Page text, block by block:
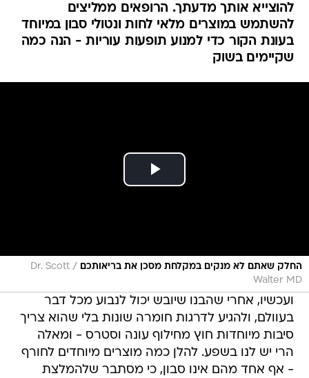
להוצייא אותך מדעתך. הרופאים ממליצים
להשתמש במוצרים מלאי לחות ונטולי סבון במיוחד
בעונת הקור כדי למנוע תופעות עוריות - הנה כמה
שקיימים בשוק
החלק שאתם לא מנקים במקלחת מסכן את בריאותכם /
Dr. Scott
Walter MD
ועכשיו, אחרי שהבנו שיובש יכול לנבוע מכל דבר
בעוולם, ולהגיע לדרגות חומרה שונות בלי שהוא צריך
סיבות מיוחדות חוץ מחילוף עונה וסטרס - ומאלה
הרי יש לנו בשפע. להלן כמה מוצרים מיוחדים לחורף
- אף אחד מהם אינו סבון, כי מסתבר שלהמלצת